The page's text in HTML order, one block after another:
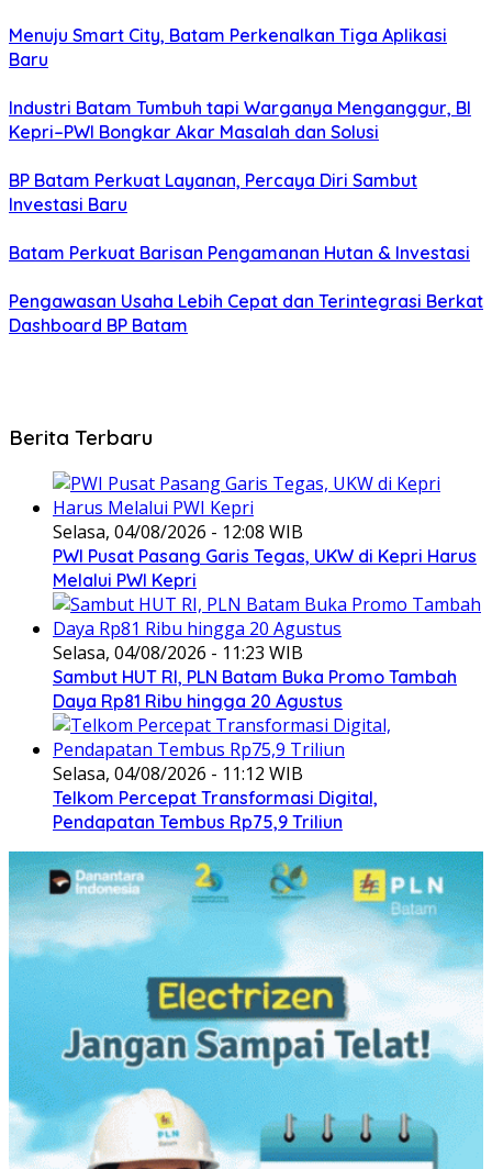
Menuju Smart City, Batam Perkenalkan Tiga Aplikasi
Baru
Industri Batam Tumbuh tapi Warganya Menganggur, BI
Kepri–PWI Bongkar Akar Masalah dan Solusi
BP Batam Perkuat Layanan, Percaya Diri Sambut
Investasi Baru
Batam Perkuat Barisan Pengamanan Hutan & Investasi
Pengawasan Usaha Lebih Cepat dan Terintegrasi Berkat
Dashboard BP Batam
Berita Terbaru
Selasa, 04/08/2026 - 12:08 WIB
PWI Pusat Pasang Garis Tegas, UKW di Kepri Harus
Melalui PWI Kepri
Selasa, 04/08/2026 - 11:23 WIB
Sambut HUT RI, PLN Batam Buka Promo Tambah
Daya Rp81 Ribu hingga 20 Agustus
Selasa, 04/08/2026 - 11:12 WIB
Telkom Percepat Transformasi Digital,
Pendapatan Tembus Rp75,9 Triliun